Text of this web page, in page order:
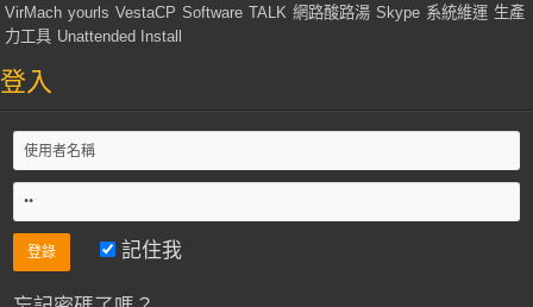
VirMach yourls VestaCP Software TALK 網路酸路湯 Skype 系統維運 生產
力工具 Unattended Install
登入
記住我